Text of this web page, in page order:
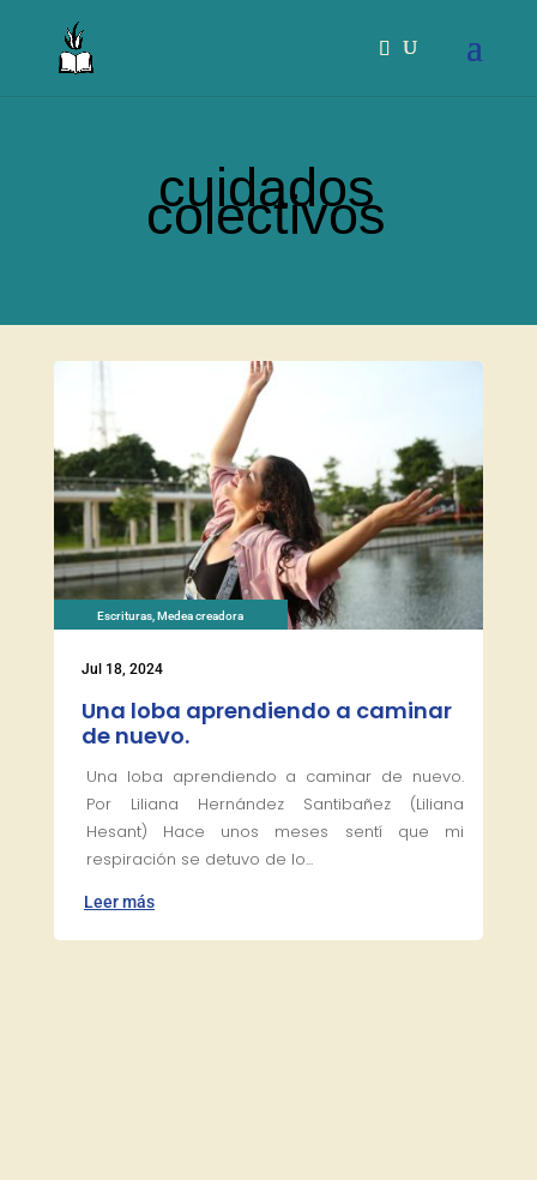
cuidados
colectivos
Escrituras ,Medea creadora
Jul 18, 2024
Una loba aprendiendo a caminar
de nuevo.
Una loba aprendiendo a caminar de nuevo.
Por Liliana Hernández Santibañez (Liliana
Hesant) Hace unos meses sentí que mi
respiración se detuvo de lo...
Leer más